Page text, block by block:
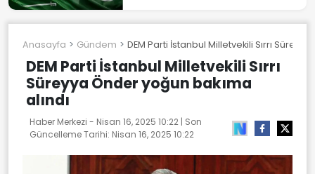
Anasayfa Gündem DEM Parti İstanbul Milletvekili Sırrı
DEM Parti İstanbul Milletvekili Sırrı
Süreyya Önder yoğun bakıma
alındı
Haber Merkezi - Nisan 16, 2025 10:22 | Son
Güncelleme Tarihi: Nisan 16, 2025 10:22